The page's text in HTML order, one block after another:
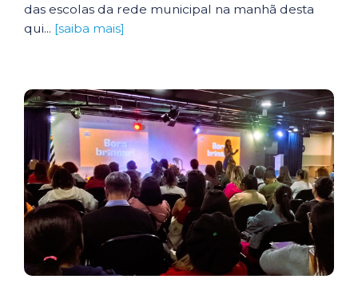
das escolas da rede municipal na manhã desta
qui... [saiba mais]